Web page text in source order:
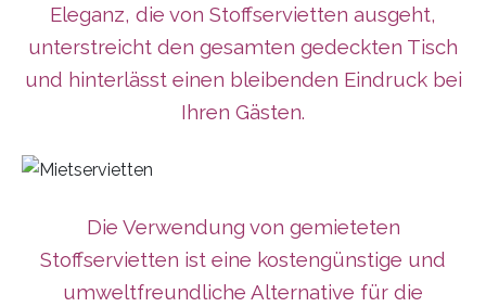
Eleganz, die von Stoffservietten ausgeht,
unterstreicht den gesamten gedeckten Tisch
und hinterlässt einen bleibenden Eindruck bei
Ihren Gästen.
Die Verwendung von gemieteten
Stoffservietten ist eine kostengünstige und
umweltfreundliche Alternative für die